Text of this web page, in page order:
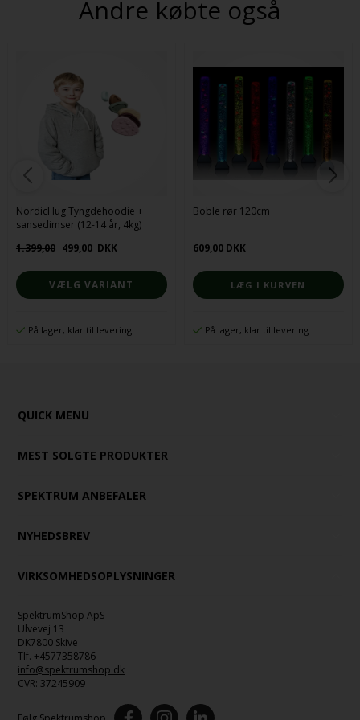
Andre købte også
NordicHug Tyngdehoodie +
sansedimser (12-14 år, 4kg)
1.399,00 499,00 DKK
VÆLG VARIANT
På lager, klar til levering
Boble rør 120cm
609,00 DKK
På lager, klar til levering
QUICK MENU
MEST SOLGTE PRODUKTER
SPEKTRUM ANBEFALER
NYHEDSBREV
VIRKSOMHEDSOPLYSNINGER
SpektrumShop ApS
Ulvevej 13
DK7800 Skive
Tlf. +4577358786
info@spektrumshop.dk
CVR: 37245909